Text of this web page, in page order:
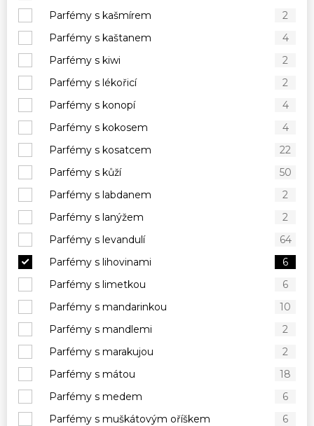
Parfémy s kašmírem
2
Parfémy s kaštanem
4
Parfémy s kiwi
2
Parfémy s lékořicí
2
Parfémy s konopí
4
Parfémy s kokosem
4
Parfémy s kosatcem
22
Parfémy s kůží
50
Parfémy s labdanem
2
Parfémy s lanýžem
2
Parfémy s levandulí
64
Parfémy s lihovinami
6
Parfémy s limetkou
6
Parfémy s mandarinkou
10
Parfémy s mandlemi
2
Parfémy s marakujou
2
Parfémy s mátou
18
Parfémy s medem
6
Parfémy s muškátovým oříškem
6